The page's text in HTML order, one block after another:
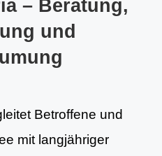
– Beratung,
und
Betroffene und
mit langjähriger